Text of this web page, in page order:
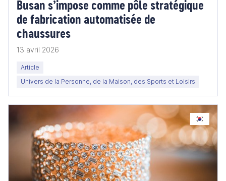
Busan s’impose comme pôle stratégique
de fabrication automatisée de
chaussures
13 avril 2026
Article
Univers de la Personne, de la Maison, des Sports et Loisirs